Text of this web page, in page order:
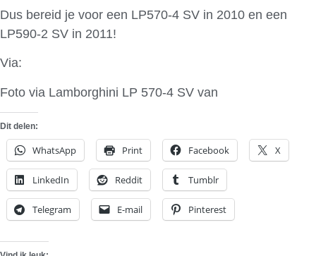
Dus bereid je voor een LP570-4 SV in 2010 en een
LP590-2 SV in 2011!
Via:
Foto via Lamborghini LP 570-4 SV van
Dit delen:
WhatsApp Print Facebook X
LinkedIn Reddit Tumblr
Telegram E-mail Pinterest